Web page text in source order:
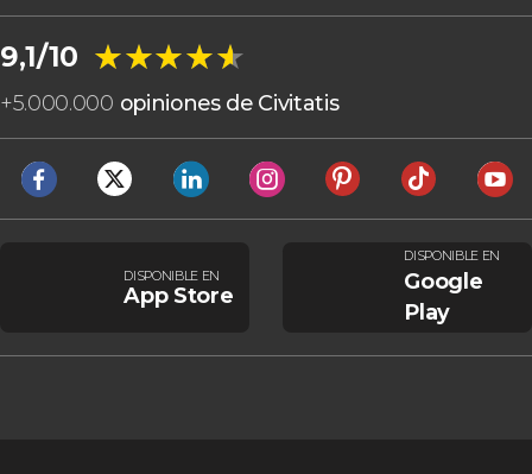
9,1/10 ★★★★★
★★★★★
+5.000.000 opiniones de Civitatis
DISPONIBLE EN
App Store
DISPONIBLE EN
Google
Play